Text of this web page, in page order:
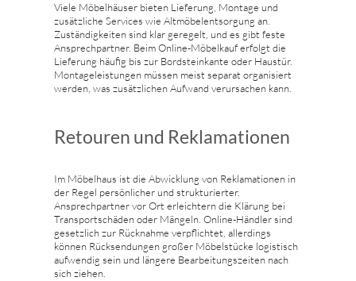
Viele Möbelhäuser bieten Lieferung, Montage und
zusätzliche Services wie Altmöbelentsorgung an.
Zuständigkeiten sind klar geregelt, und es gibt feste
Ansprechpartner. Beim Online-Möbelkauf erfolgt die
Lieferung häufig bis zur Bordsteinkante oder Haustür.
Montageleistungen müssen meist separat organisiert
werden, was zusätzlichen Aufwand verursachen kann.
Retouren und Reklamationen
Im Möbelhaus ist die Abwicklung von Reklamationen in
der Regel persönlicher und strukturierter.
Ansprechpartner vor Ort erleichtern die Klärung bei
Transportschäden oder Mängeln. Online-Händler sind
gesetzlich zur Rücknahme verpflichtet, allerdings
können Rücksendungen großer Möbelstücke logistisch
aufwendig sein und längere Bearbeitungszeiten nach
sich ziehen.